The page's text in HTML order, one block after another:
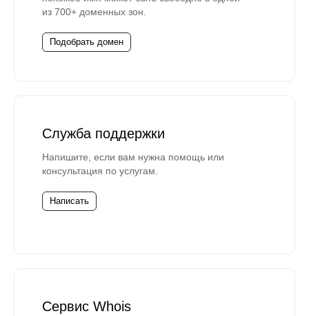
из 700+ доменных зон.
Подобрать домен
Служба поддержки
Напишите, если вам нужна помощь или
консультация по услугам.
Написать
Сервис Whois